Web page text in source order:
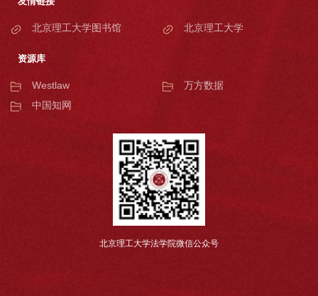
北京理工大学图书馆 北京理工大学
资源库
Westlaw
万方数据
中国知网
北京理工大学法学院微信公众号